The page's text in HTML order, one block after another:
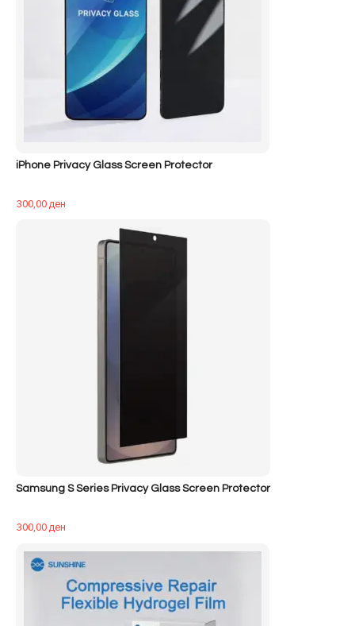
iPhone Privacy Glass Screen Protector
300,00ден
Samsung S Series Privacy Glass Screen Protector
300,00ден